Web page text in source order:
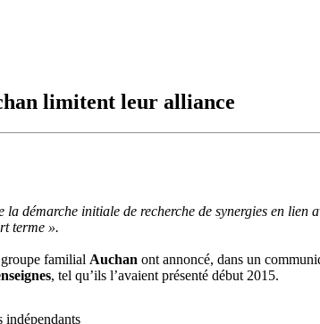
limitent leur alliance
la démarche initiale de recherche de synergies en
terme ».
familial Auchan ont annoncé, dans un
, tel qu’ils l’avaient présenté début 2015.
indépendants